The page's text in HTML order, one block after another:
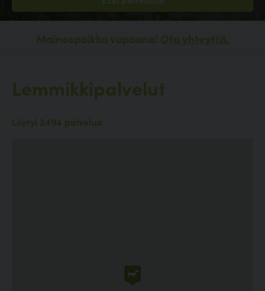
Mainospaikka vapaana! Ota yhteyttä.
Lemmikkipalvelut
Löytyi 2494 palvelua